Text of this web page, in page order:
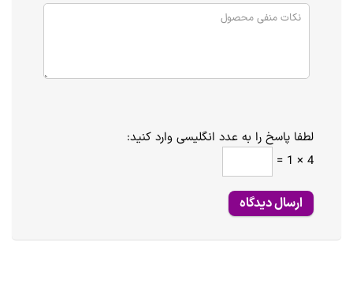
لطفا پاسخ را به عدد انگلیسی وارد کنید:
4 × 1 =